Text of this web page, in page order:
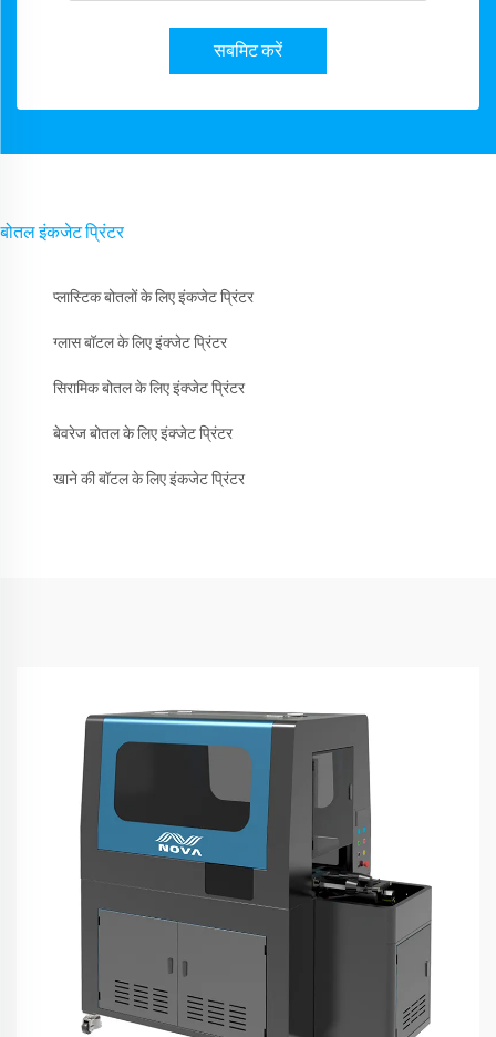
सबमिट करें
बोतल इंकजेट प्रिंटर
प्लास्टिक बोतलों के लिए इंकजेट प्रिंटर
ग्लास बॉटल के लिए इंक्जेट प्रिंटर
सिरामिक बोतल के लिए इंक्जेट प्रिंटर
बेवरेज बोतल के लिए इंक्जेट प्रिंटर
खाने की बॉटल के लिए इंकजेट प्रिंटर